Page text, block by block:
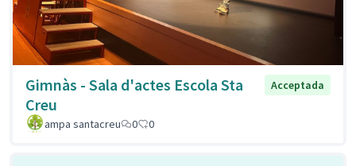
Gimnàs - Sala d'actes Escola Sta
Creu
Acceptada
ampa santacreu 0 0